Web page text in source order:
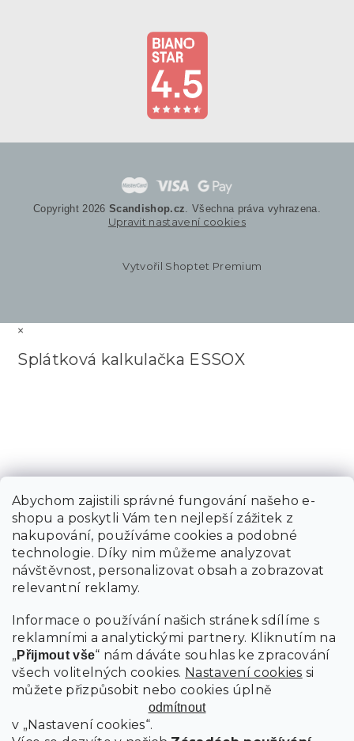
Abychom zajistili správné fungování našeho e-
shopu a poskytli Vám ten nejlepší zážitek z
nakupování, používáme cookies a podobné
technologie. Díky nim můžeme analyzovat
návštěvnost, personalizovat obsah a zobrazovat
relevantní reklamy.
Informace o používání našich stránek sdílíme s
reklamními a analytickými partnery. Kliknutím na
„Přijmout vše“ nám dáváte souhlas ke zpracování
všech volitelných cookies. Nastavení cookies si
můžete přizpůsobit nebo cookies úplně
odmítnout
v „Nastavení cookies“.
Vytvořil Shoptet Premium
Copyright 2026 Scandishop.cz . Všechna práva vyhrazena.
Upravit nastavení cookies
×
Splátková kalkulačka ESSOX